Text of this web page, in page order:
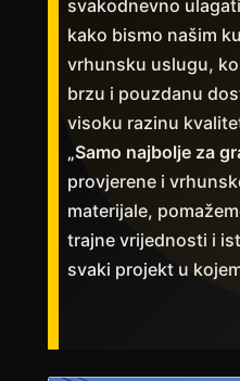
svakodnevno
kako bismo našim
vrhunsku uslugu,
brzu i pouzdanu
visoku razinu
„Samo najbolje za
provjerene i
materijale,
trajne vrijednosti i
svaki projekt u